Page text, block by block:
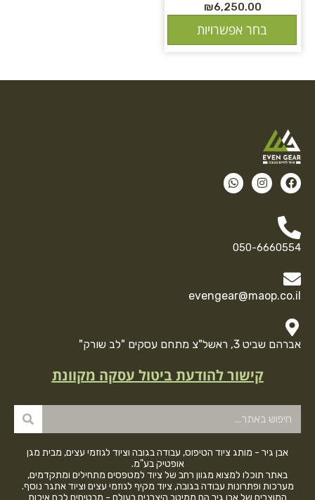
₪6,250.00
בחר אפשרויות
050-6660554
evengear@maop.co.il
אברהם שביט 3, ראשל"צ מתחם עסקים "לב שורק"
קישור להודעת ביטול עסקה מקוונת
אבן גיר - מותג ציוד הטיפוס, עבודה בגובה וציוד לגוזמי עצים, מבית מגן
אופטיק בע"מ.
באתר תוכלו למצוא מגוון רחב של ציוד למטפסים מתחילים ומתקדמים,
מערכות ופתרונות עבודה בגובה, ציוד מקיף לגוזמי עצים וציוד אתגר נוסף.